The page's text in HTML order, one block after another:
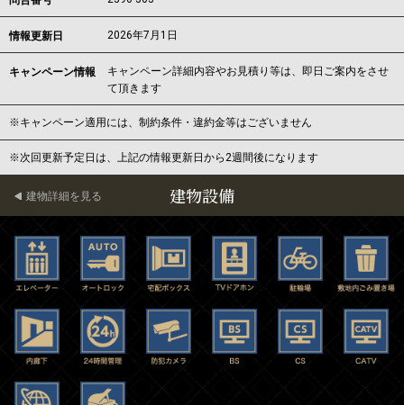
情報更新日 2026年7月1日
キャンペーン情報
キャンペーン詳細内容やお見積り等は、即日ご案内をさせ
て頂きます
※キャンペーン適用には、制約条件・違約金等はございません
※次回更新予定日は、上記の情報更新日から2週間後になります
建物設備
建物詳細を見る